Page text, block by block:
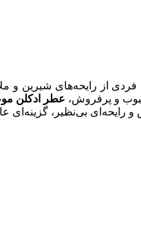
رایحه‌های شیرین و ملایم
و پرفروش، عطر ادکلن
رایحه‌ای بی‌نظیر،